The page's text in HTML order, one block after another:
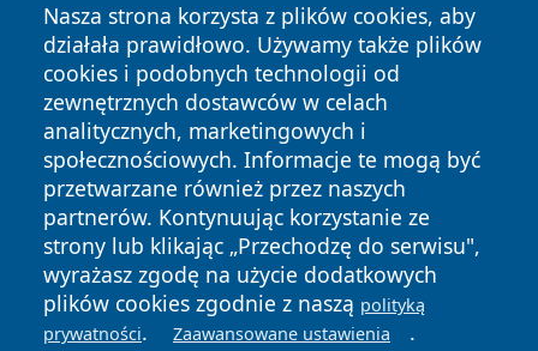
Nasza strona korzysta z plików cookies, aby
działała prawidłowo. Używamy także plików
cookies i podobnych technologii od
zewnętrznych dostawców w celach
analitycznych, marketingowych i
społecznościowych. Informacje te mogą być
przetwarzane również przez naszych
partnerów. Kontynuując korzystanie ze
strony lub klikając „Przechodzę do serwisu",
wyrażasz zgodę na użycie dodatkowych
plików cookies zgodnie z naszą polityką
prywatności. Zaawansowane ustawienia .
Copyright © 2026 przemyslonline.pl Wszystkie prawa
zastrzeżone.
News Autorzy
Polityka
Prywatności
Polityka
Cookies